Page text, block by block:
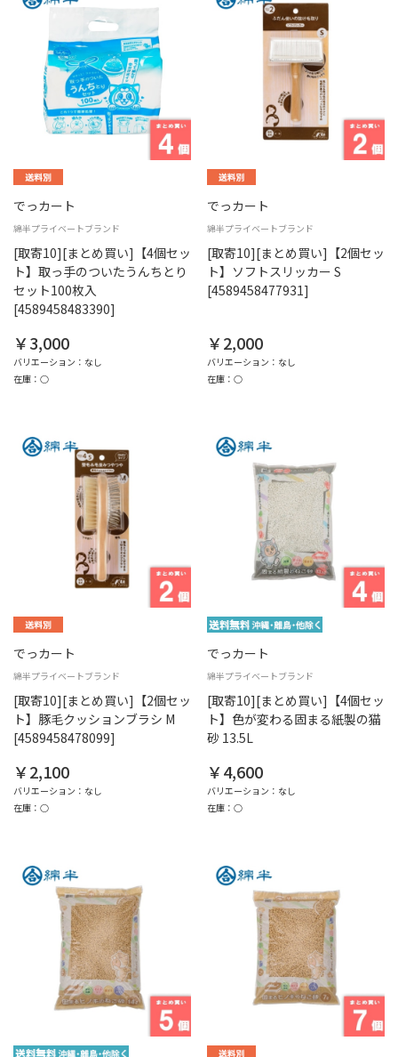
でっカート
綿半プライベートブランド
[取寄10][まとめ買い]【4個セッ
ト】取っ手のついたうんちとり
セット100枚入
[4589458483390]
￥3,000
バリエーション：なし
在庫：○
でっカート
綿半プライベートブランド
[取寄10][まとめ買い]【2個セッ
ト】ソフトスリッカー S
[4589458477931]
￥2,000
バリエーション：なし
在庫：○
でっカート
綿半プライベートブランド
[取寄10][まとめ買い]【2個セッ
ト】豚毛クッションブラシ M
[4589458478099]
￥2,100
バリエーション：なし
在庫：○
でっカート
綿半プライベートブランド
[取寄10][まとめ買い]【4個セッ
ト】色が変わる固まる紙製の猫
砂 13.5L
￥4,600
バリエーション：なし
在庫：○